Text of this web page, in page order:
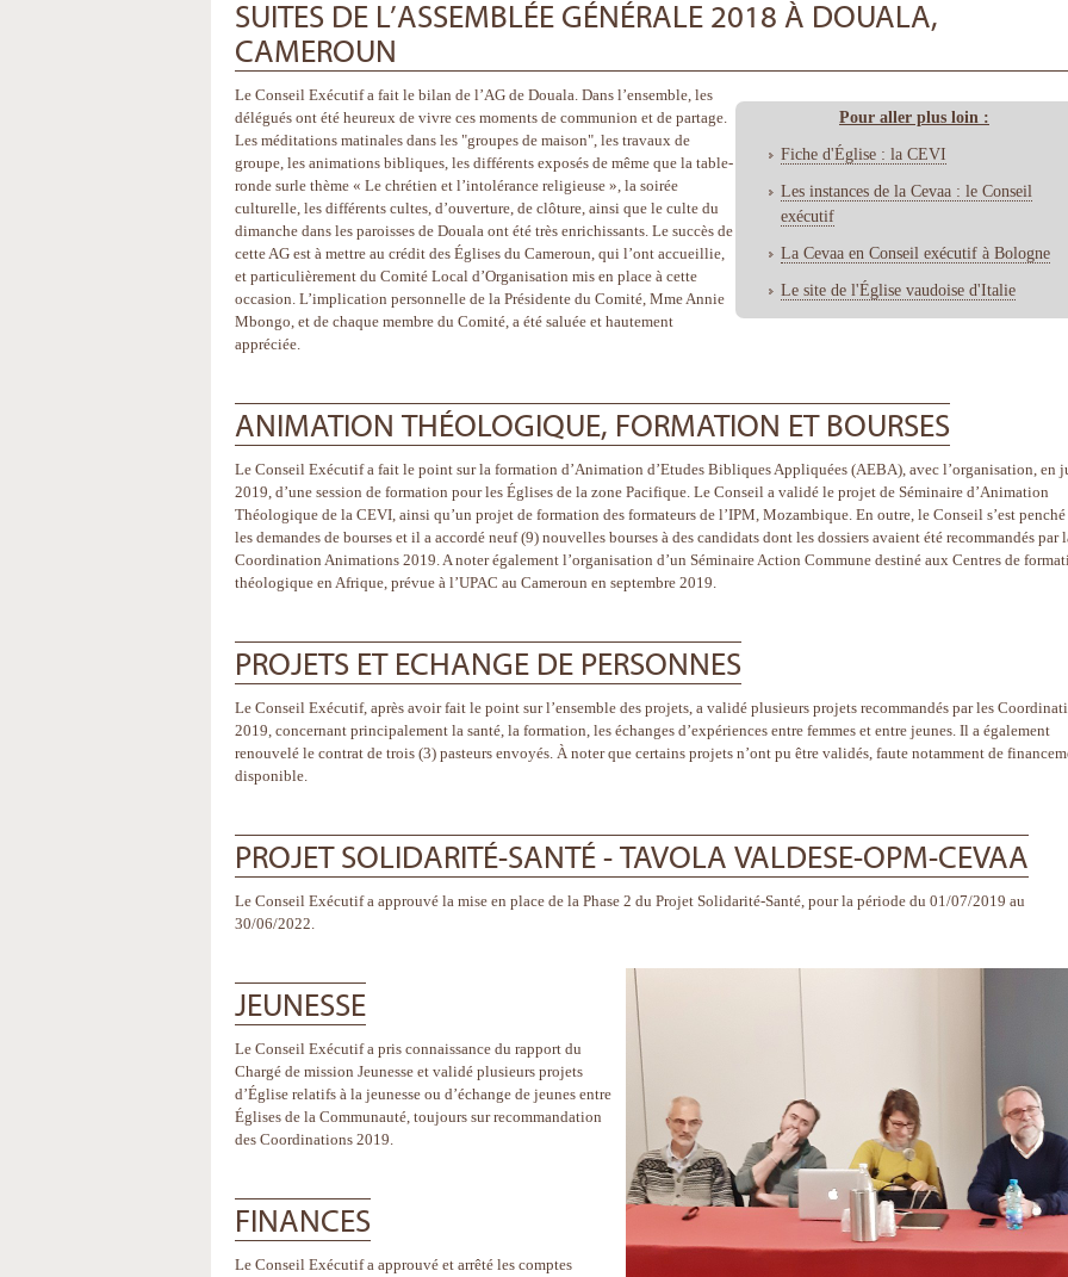
SUITES DE L’ASSEMBLÉE GÉNÉRALE 2018 À DOUALA,
CAMEROUN
Pour aller plus loin :
Fiche d'Église : la CEVI
Les instances de la Cevaa : le Conseil
exécutif
La Cevaa en Conseil exécutif à Bologne
Le site de l'Église vaudoise d'Italie
Le Conseil Exécutif a fait le bilan de l’AG de Douala. Dans l’ensemble, les
délégués ont été heureux de vivre ces moments de communion et de partage.
Les méditations matinales dans les "groupes de maison", les travaux de
groupe, les animations bibliques, les différents exposés de même que la table-
ronde surle thème « Le chrétien et l’intolérance religieuse », la soirée
culturelle, les différents cultes, d’ouverture, de clôture, ainsi que le culte du
dimanche dans les paroisses de Douala ont été très enrichissants. Le succès de
cette AG est à mettre au crédit des Églises du Cameroun, qui l’ont accueillie,
et particulièrement du Comité Local d’Organisation mis en place à cette
occasion. L’implication personnelle de la Présidente du Comité, Mme Annie
Mbongo, et de chaque membre du Comité, a été saluée et hautement
appréciée.
ANIMATION THÉOLOGIQUE, FORMATION ET BOURSES
Le Conseil Exécutif a fait le point sur la formation d’Animation d’Etudes Bibliques Appliquées (AEBA), avec l’organisation, en
2019, d’une session de formation pour les Églises de la zone Pacifique. Le Conseil a validé le projet de Séminaire d’Animation
Théologique de la CEVI, ainsi qu’un projet de formation des formateurs de l’IPM, Mozambique. En outre, le Conseil s’est penché
les demandes de bourses et il a accordé neuf (9) nouvelles bourses à des candidats dont les dossiers avaient été recommandés par
Coordination Animations 2019. A noter également l’organisation d’un Séminaire Action Commune destiné aux Centres de
théologique en Afrique, prévue à l’UPAC au Cameroun en septembre 2019.
PROJETS ET ECHANGE DE PERSONNES
Le Conseil Exécutif, après avoir fait le point sur l’ensemble des projets, a validé plusieurs projets recommandés par les
2019, concernant principalement la santé, la formation, les échanges d’expériences entre femmes et entre jeunes. Il a également
renouvelé le contrat de trois (3) pasteurs envoyés. À noter que certains projets n’ont pu être validés, faute notamment de
disponible.
PROJET SOLIDARITÉ-SANTÉ - TAVOLA VALDESE-OPM-CEVAA
Le Conseil Exécutif a approuvé la mise en place de la Phase 2 du Projet Solidarité-Santé, pour la période du 01/07/2019 au
30/06/2022.
JEUNESSE
Le Conseil Exécutif a pris connaissance du rapport du
Chargé de mission Jeunesse et validé plusieurs projets
d’Église relatifs à la jeunesse ou d’échange de jeunes entre
Églises de la Communauté, toujours sur recommandation
des Coordinations 2019.
FINANCES
Le Conseil Exécutif a approuvé et arrêté les comptes